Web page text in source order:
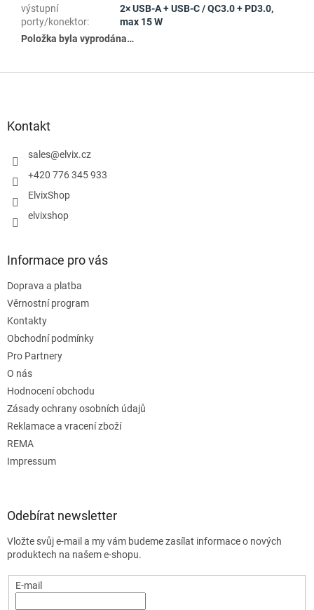
výstupní
porty/konektor:
2× USB-A + USB-C / QC3.0 + PD3.0,
max 15 W
Položka byla vyprodána…
Kontakt
sales@elvix.cz
+420 776 345 933
ElvixShop
elvixshop
Informace pro vás
Doprava a platba
Věrnostní program
Kontakty
Obchodní podmínky
Pro Partnery
O nás
Hodnocení obchodu
Zásady ochrany osobních údajů
Reklamace a vracení zboží
REMA
Impressum
Odebírat newsletter
Vložte svůj e-mail a my vám budeme zasílat informace o nových
produktech na našem e-shopu.
E-mail